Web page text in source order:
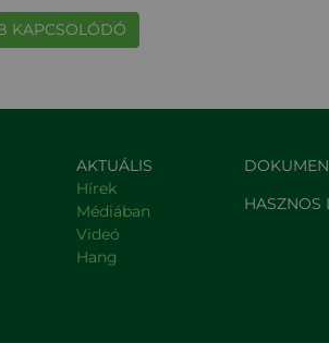
KAPCSOLÓDÓ
AKTUÁLIS
Hírek
Médiában
Videó
Hang
HASZNOS